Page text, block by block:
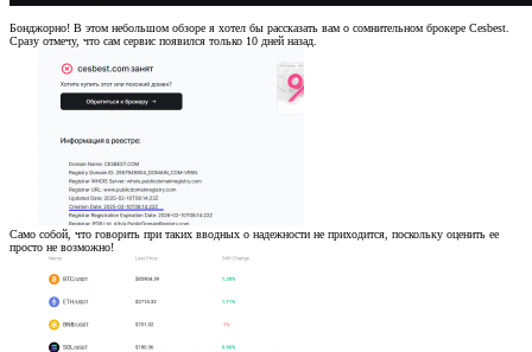
Бонджорно! В этом небольшом обзоре я хотел бы рассказать вам о сомнительном брокере Cesbest.
Сразу отмечу, что сам сервис появился только 10 дней назад.
Само собой, что говорить при таких вводных о надежности не приходится, поскольку оценить ее
просто не возможно!